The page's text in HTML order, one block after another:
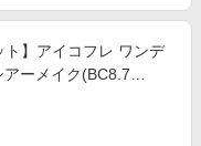
ト】アイコフレ ワンデ
アーメイク(BC8.7